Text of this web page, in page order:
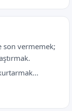
son vermemek;